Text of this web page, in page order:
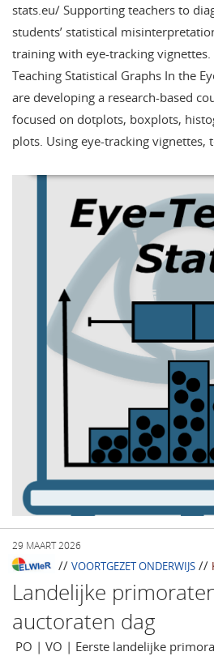
stats.eu/ Supporting teachers to
students’ statistical
training with eye-tracking
Teaching Statistical Graphs In the
are developing a research-based
focused on dotplots, boxplots,
plots. Using eye-tracking vignettes,
29 MAART 2026
//VOORTGEZET ONDERWIJS //
Landelijke
auctoraten dag
PO | VO | Eerste landelijke